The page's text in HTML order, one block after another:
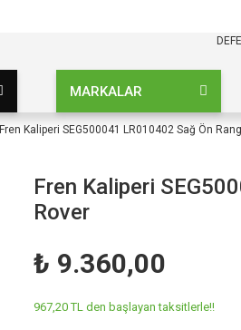
MARKALAR
Fren Kaliperi SEG500041 LR010402 Sağ Ön
Fren Kaliperi
Rover
₺ 9.360,00
967,20 TL den başlayan taksitlerle!!